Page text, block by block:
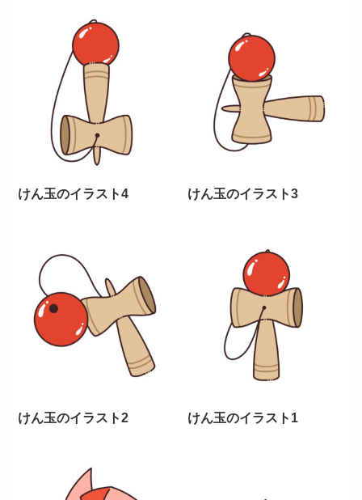
けん玉のイラスト4 けん玉のイラスト3
けん玉のイラスト2 けん玉のイラスト1